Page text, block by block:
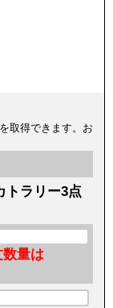
取得できます。お
トラリー3点
量は